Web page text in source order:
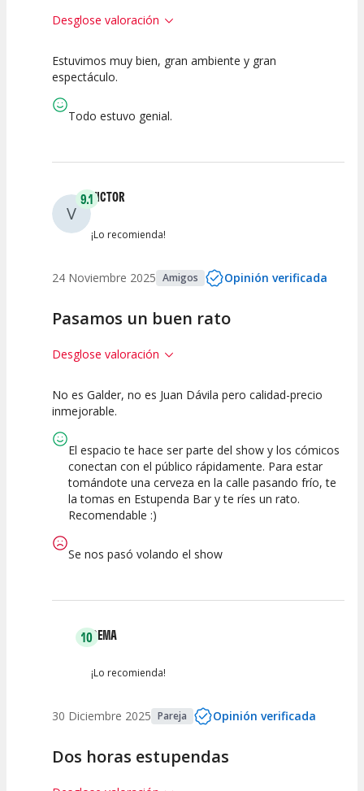
Desglose valoración
10
Espectáculo
10
Escena
10
Estuvimos muy bien, gran ambiente y gran
espectáculo.
Todo estuvo genial.
V
9.1VICTOR
¡Lo recomienda!
24 Noviembre 2025 Amigos Opinión verificada
Pasamos un buen rato
Desglose valoración
10
Espectáculo
7.5
Escena
10
artística
No es Galder, no es Juan Dávila pero calidad-precio
inmejorable.
El espacio te hace ser parte del show y los cómicos
conectan con el público rápidamente. Para estar
tomándote una cerveza en la calle pasando frío, te
la tomas en Estupenda Bar y te ríes un rato.
Recomendable :)
Se nos pasó volando el show
10GEMA
¡Lo recomienda!
30 Diciembre 2025 Pareja Opinión verificada
Dos horas estupendas